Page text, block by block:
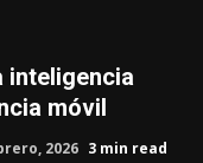
inteligencia
móvil
2026 3 min read